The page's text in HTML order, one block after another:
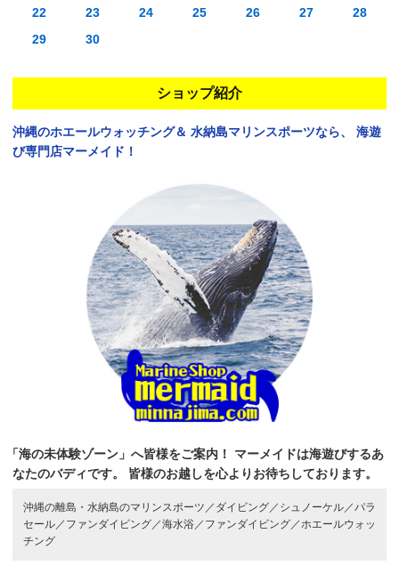
22
23 24 25 26 27
28
29
30
ショップ紹介
沖縄のホエールウォッチング＆ 水納島マリンスポーツなら、
海遊
び専門店マーメイド！
「海の未体験ゾーン」へ皆様をご案内！
マーメイドは海遊びするあ
なたのバディです。
皆様のお越しを心よりお待ちしております。
沖縄の離島・水納島のマリンスポーツ／ ダイビング／ シュノーケル／パラ
セール／ ファンダイビング／海水浴／ ファンダイビング／ホエールウォッ
チング